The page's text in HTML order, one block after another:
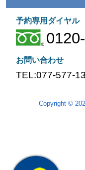
予約専用ダイヤル
お問い合わせ
TEL:077-577-
Copyright ©